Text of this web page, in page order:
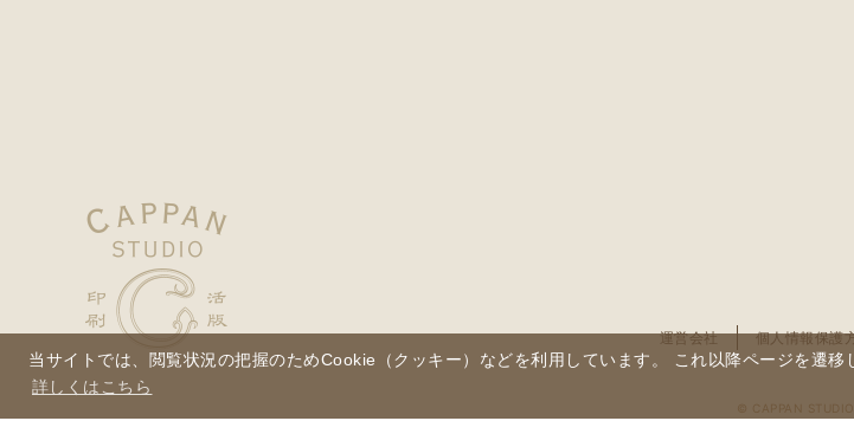
当サイトでは、閲覧状況の把握のためCookie（クッキー）などを利用しています。 これ以降ページを遷
詳しくはこちら
運営会社 個人情報保護
© CAPPAN STUDIO